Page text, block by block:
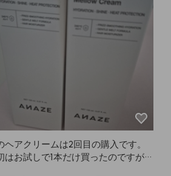
ヘアクリームは2回目の購入です。
はお試しで1本だけ買ったのですが、